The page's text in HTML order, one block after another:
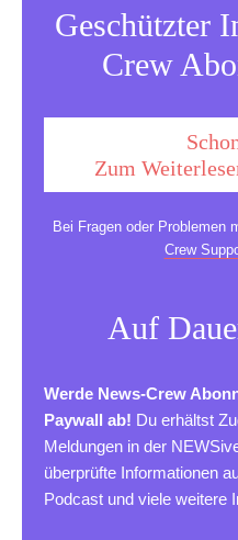
Geschützter
Crew
Zum
Bei Fragen oder Problemen
Crew
Auf
Werde News-Crew
Paywall ab! Du erhältst
Meldungen in der
überprüfte Informationen
Podcast und viele weitere